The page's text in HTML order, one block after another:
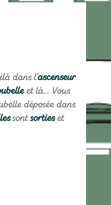
dans l’ascenseur
et là… Vous
déposée dans
sontsortieset